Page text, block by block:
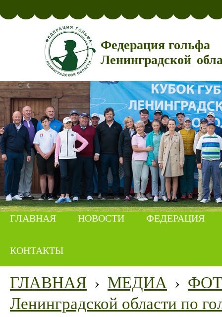
Федерация гольфа
Ленинградской
ГЛАВНАЯ НОВОСТИ ФЕДЕРАЦИЯ
КОНТАКТЫ
ГЛАВНАЯ › МЕДИА ›
Ленинградской области по